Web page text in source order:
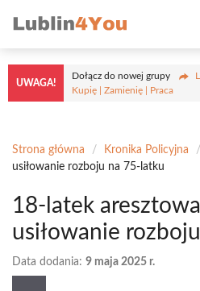
do
treści
UWAGA!
Dołącz do nowej grupy
Kupię | Zamienię | Praca
Strona główna / Kronika Policyjna /
usiłowanie rozboju na 75-latku
18-latek
usiłowanie
Data dodania: 9 maja 2025 r.